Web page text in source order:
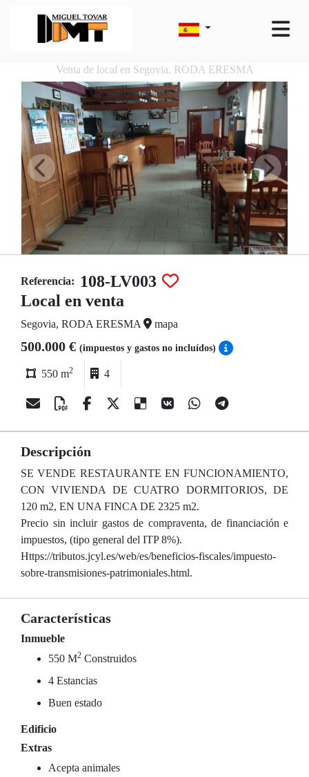
Venta de local en Segovia, RODA ERESMA
Referencia:
108-LV003
Local en venta
Segovia, RODA ERESMA mapa
500.000 € (impuestos y gastos no incluídos)
550 m2 4
Descripción
SE VENDE RESTAURANTE EN FUNCIONAMIENTO,
CON VIVIENDA DE CUATRO DORMITORIOS, DE
120 m2, EN UNA FINCA DE 2325 m2.
Precio sin incluir gastos de compraventa, de financiación e
impuestos, (tipo general del ITP 8%).
Https://tributos.jcyl.es/web/es/beneficios-fiscales/impuesto-
sobre-transmisiones-patrimoniales.html.
Características
Inmueble
550 M2 Construidos
4 Estancias
Buen estado
Edificio
Extras
Acepta animales